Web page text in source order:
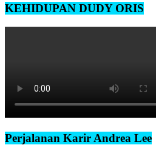
KEHIDUPAN DUDY ORIS
Perjalanan Karir Andrea Lee